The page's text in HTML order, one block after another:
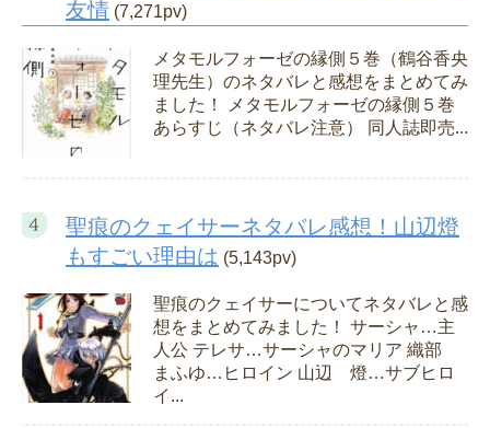
友情 (7,271pv)
メタモルフォーゼの縁側５巻（鶴谷香央
理先生）のネタバレと感想をまとめてみ
ました！ メタモルフォーゼの縁側５巻
あらすじ（ネタバレ注意） 同人誌即売...
聖痕のクェイサーネタバレ感想！山辺燈
もすごい理由は (5,143pv)
聖痕のクェイサーについてネタバレと感
想をまとめてみました！ サーシャ…主
人公 テレサ…サーシャのマリア 織部
まふゆ…ヒロイン 山辺 燈…サブヒロ
イ...